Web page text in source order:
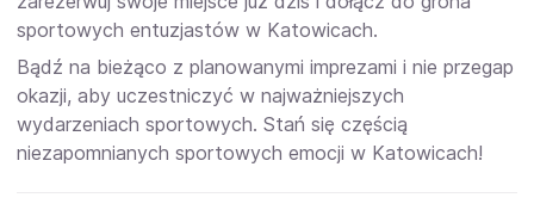
sportowych entuzjastów w Katowicach.
Bądź na bieżąco z planowanymi imprezami i nie przegap
okazji, aby uczestniczyć w najważniejszych
wydarzeniach sportowych. Stań się częścią
niezapomnianych sportowych emocji w Katowicach!